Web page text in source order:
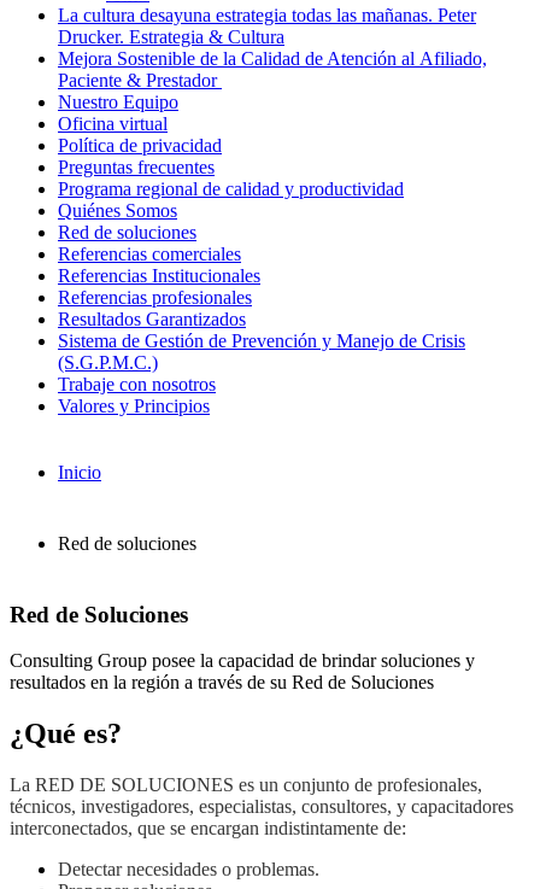
La cultura desayuna estrategia todas las mañanas. Peter
Drucker. Estrategia & Cultura
Mejora Sostenible de la Calidad de Atención al Afiliado,
Paciente & Prestador
Nuestro Equipo
Oficina virtual
Política de privacidad
Preguntas frecuentes
Programa regional de calidad y productividad
Quiénes Somos
Red de soluciones
Referencias comerciales
Referencias Institucionales
Referencias profesionales
Resultados Garantizados
Sistema de Gestión de Prevención y Manejo de Crisis
(S.G.P.M.C.)
Trabaje con nosotros
Valores y Principios
Inicio
Red de soluciones
Red de Soluciones
Consulting Group posee la capacidad de brindar soluciones y
resultados en la región a través de su Red de Soluciones
¿Qué es?
La RED DE SOLUCIONES es un conjunto de profesionales,
técnicos, investigadores, especialistas, consultores, y capacitadores
interconectados, que se encargan indistintamente de:
Detectar necesidades o problemas.